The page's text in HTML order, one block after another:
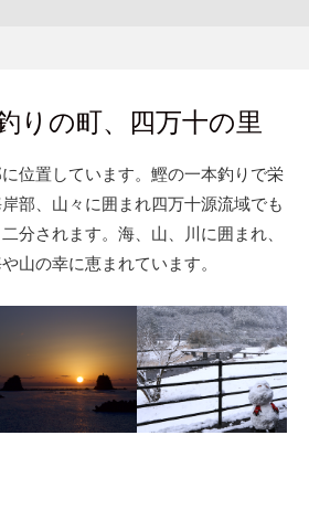
りの町、四万十の里
位置しています。鰹の一本釣りで栄
部、山々に囲まれ四万十源流域でも
分されます。海、山、川に囲まれ、
山の幸に恵まれています。